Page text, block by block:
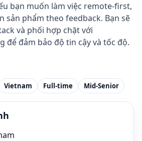
bạn muốn làm việc remote-first,
sản phẩm theo feedback. Bạn sẽ
và phối hợp chặt với
để đảm bảo độ tin cậy và tốc độ.
Vietnam Full-time Mid-Senior